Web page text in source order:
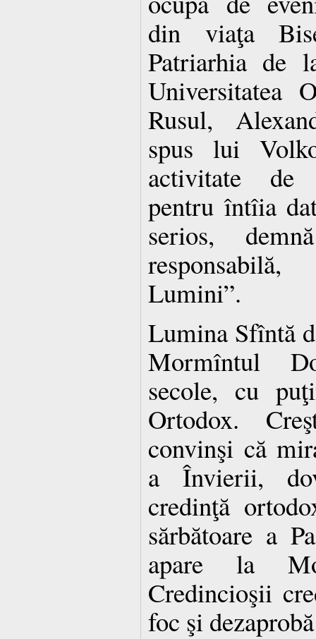
din viaţa
Patriarhia de
Universitatea
Rusul,
spus lui
activitate de
pentru întîia
serios,
Lumini”.
Lumina Sfîntă
Mormîntul
secole, cu
Ortodox.
convinşi că
a Învierii,
credinţă
sărbătoare a
apare la
Credincioşii
foc şi